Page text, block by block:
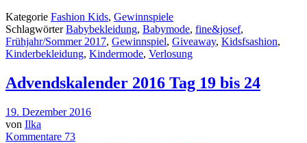
Kategorie Fashion Kids, Gewinnspiele
SchlagwörterBabybekleidung, Babymode, fine&josef,
Frühjahr/Sommer 2017, Gewinnspiel, Giveaway, Kidsfsashion,
Kinderbekleidung, Kindermode, Verlosung
Advendskalender 2016 Tag 19 bis 24
19. Dezember 2016
von Ilka
Kommentare 73